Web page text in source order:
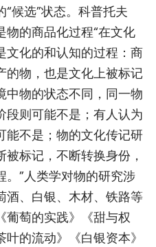
候选”状态。科普托夫
物的商品化过程“在文化
文化的和认知的过程：商
的物，也是文化上被标记
中物的状态不同，同一物
段则可能不是；有人认为
能不是；物的文化传记研
标记，不断转换身份，
”人类学对物的研究涉
酒、白银、木材、铁路等
葡萄的实践》《甜与权
的流动》《白银资本》